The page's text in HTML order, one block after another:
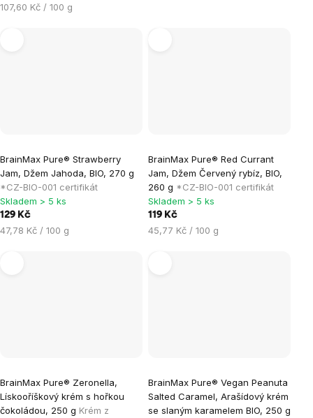
Měrná
107,60 Kč / 100 g
BrainMax Pure® Strawberry
Jam, Džem Jahoda, BIO, 270 g
*CZ-BIO-001 certifikát
Skladem > 5 ks
129 Kč
Měrná
47,78 Kč / 100 g
BrainMax Pure® Red Currant
Jam, Džem Červený rybíz, BIO,
260 g *CZ-BIO-001 certifikát
Skladem > 5 ks
119 Kč
Měrná
45,77 Kč / 100 g
BrainMax Pure® Zeronella,
Lískooříškový krém s hořkou
čokoládou, 250 g Krém z
BrainMax Pure® Vegan Peanuta
Salted Caramel, Arašídový krém
se slaným karamelem BIO, 250 g